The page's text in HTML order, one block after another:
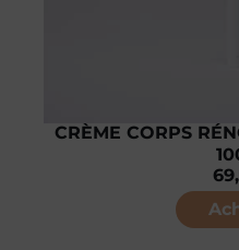
CRÈME CORPS